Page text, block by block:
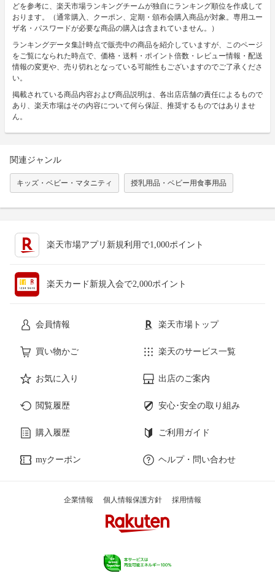
どを参考に、楽天市場ランキングチームが独自にランキング順位を作成して
おります。（通常購入、クーポン、定期・頒布会購入商品が対象。専用ユー
ザ名・パスワードが必要な商品の購入は含まれていません。）
ランキングデータ集計時点で販売中の商品を紹介していますが、このページ
をご覧になられた時点で、価格・送料・ポイント倍数・レビュー情報・配送
情報の変更や、売り切れとなっている可能性もございますのでご了承くださ
い。
掲載されている商品内容および商品説明は、各出店店舗の責任によるもので
あり、楽天市場はその内容について何ら保証、推奨するものではありませ
ん。
関連ジャンル
キッズ・ベビー・マタニティ 授乳用品・ベビー用食事用品
楽天市場アプリ新規利用で1,000ポイント
楽天カード新規入会で2,000ポイント
会員情報 楽天市場トップ
買い物かご 楽天のサービス一覧
お気に入り 出店のご案内
閲覧履歴 安心･安全の取り組み
購入履歴 ご利用ガイド
myクーポン ヘルプ・問い合わせ
企業情報 個人情報保護方針 採用情報